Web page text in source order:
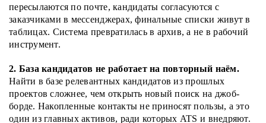
пересылаются по почте, кандидаты согласуются с
заказчиками в мессенджерах, финальные списки живут в
таблицах. Система превратилась в архив, а не в рабочий
инструмент.
2. База кандидатов не работает на повторный наём.
Найти в базе релевантных кандидатов из прошлых
проектов сложнее, чем открыть новый поиск на джоб-
борде. Накопленные контакты не приносят пользы, а это
один из главных активов, ради которых ATS и внедряют.